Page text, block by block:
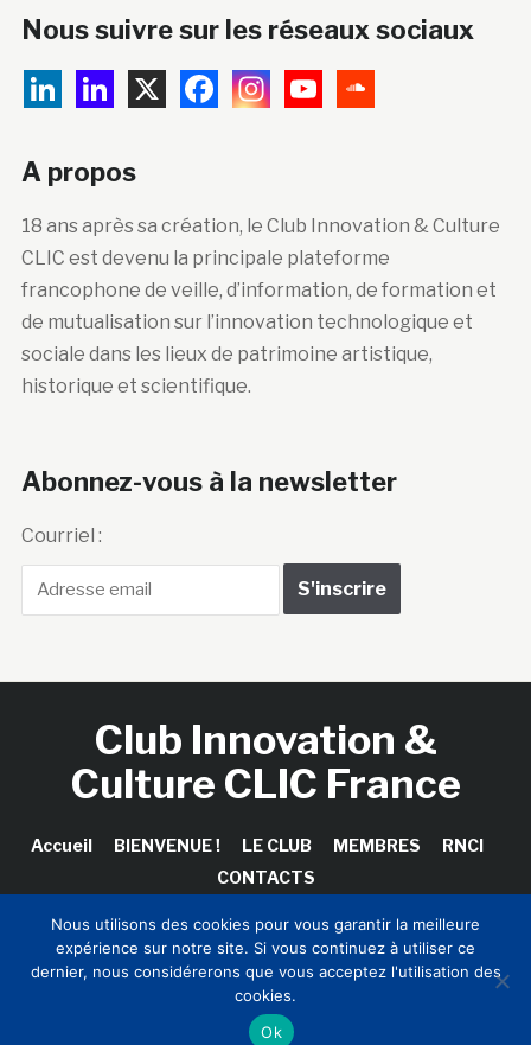
Nous suivre sur les réseaux sociaux
A propos
18 ans après sa création, le Club Innovation & Culture
CLIC est devenu la principale plateforme
francophone de veille, d’information, de formation et
de mutualisation sur l’innovation technologique et
sociale dans les lieux de patrimoine artistique,
historique et scientifique.
Abonnez-vous à la newsletter
Courriel :
Club Innovation &
Culture CLIC France
Accueil BIENVENUE ! LE CLUB MEMBRES
RNCI
CONTACTS
Copyright © 2026 Club Innovation & Culture CLIC France /
Sinapses Conseils
Nous utilisons des cookies pour vous garantir la meilleure
expérience sur notre site. Si vous continuez à utiliser ce
dernier, nous considérerons que vous acceptez l'utilisation des
cookies.
Ok